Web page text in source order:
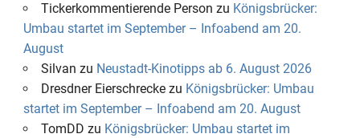
Tickerkommentierende Person zu Königsbrücker:
Umbau startet im September – Infoabend am 20.
August
Silvan zu Neustadt-Kinotipps ab 6. August 2026
Dresdner Eierschreckezu Königsbrücker: Umbau
startet im September – Infoabend am 20. August
TomDD zu Königsbrücker: Umbau startet im